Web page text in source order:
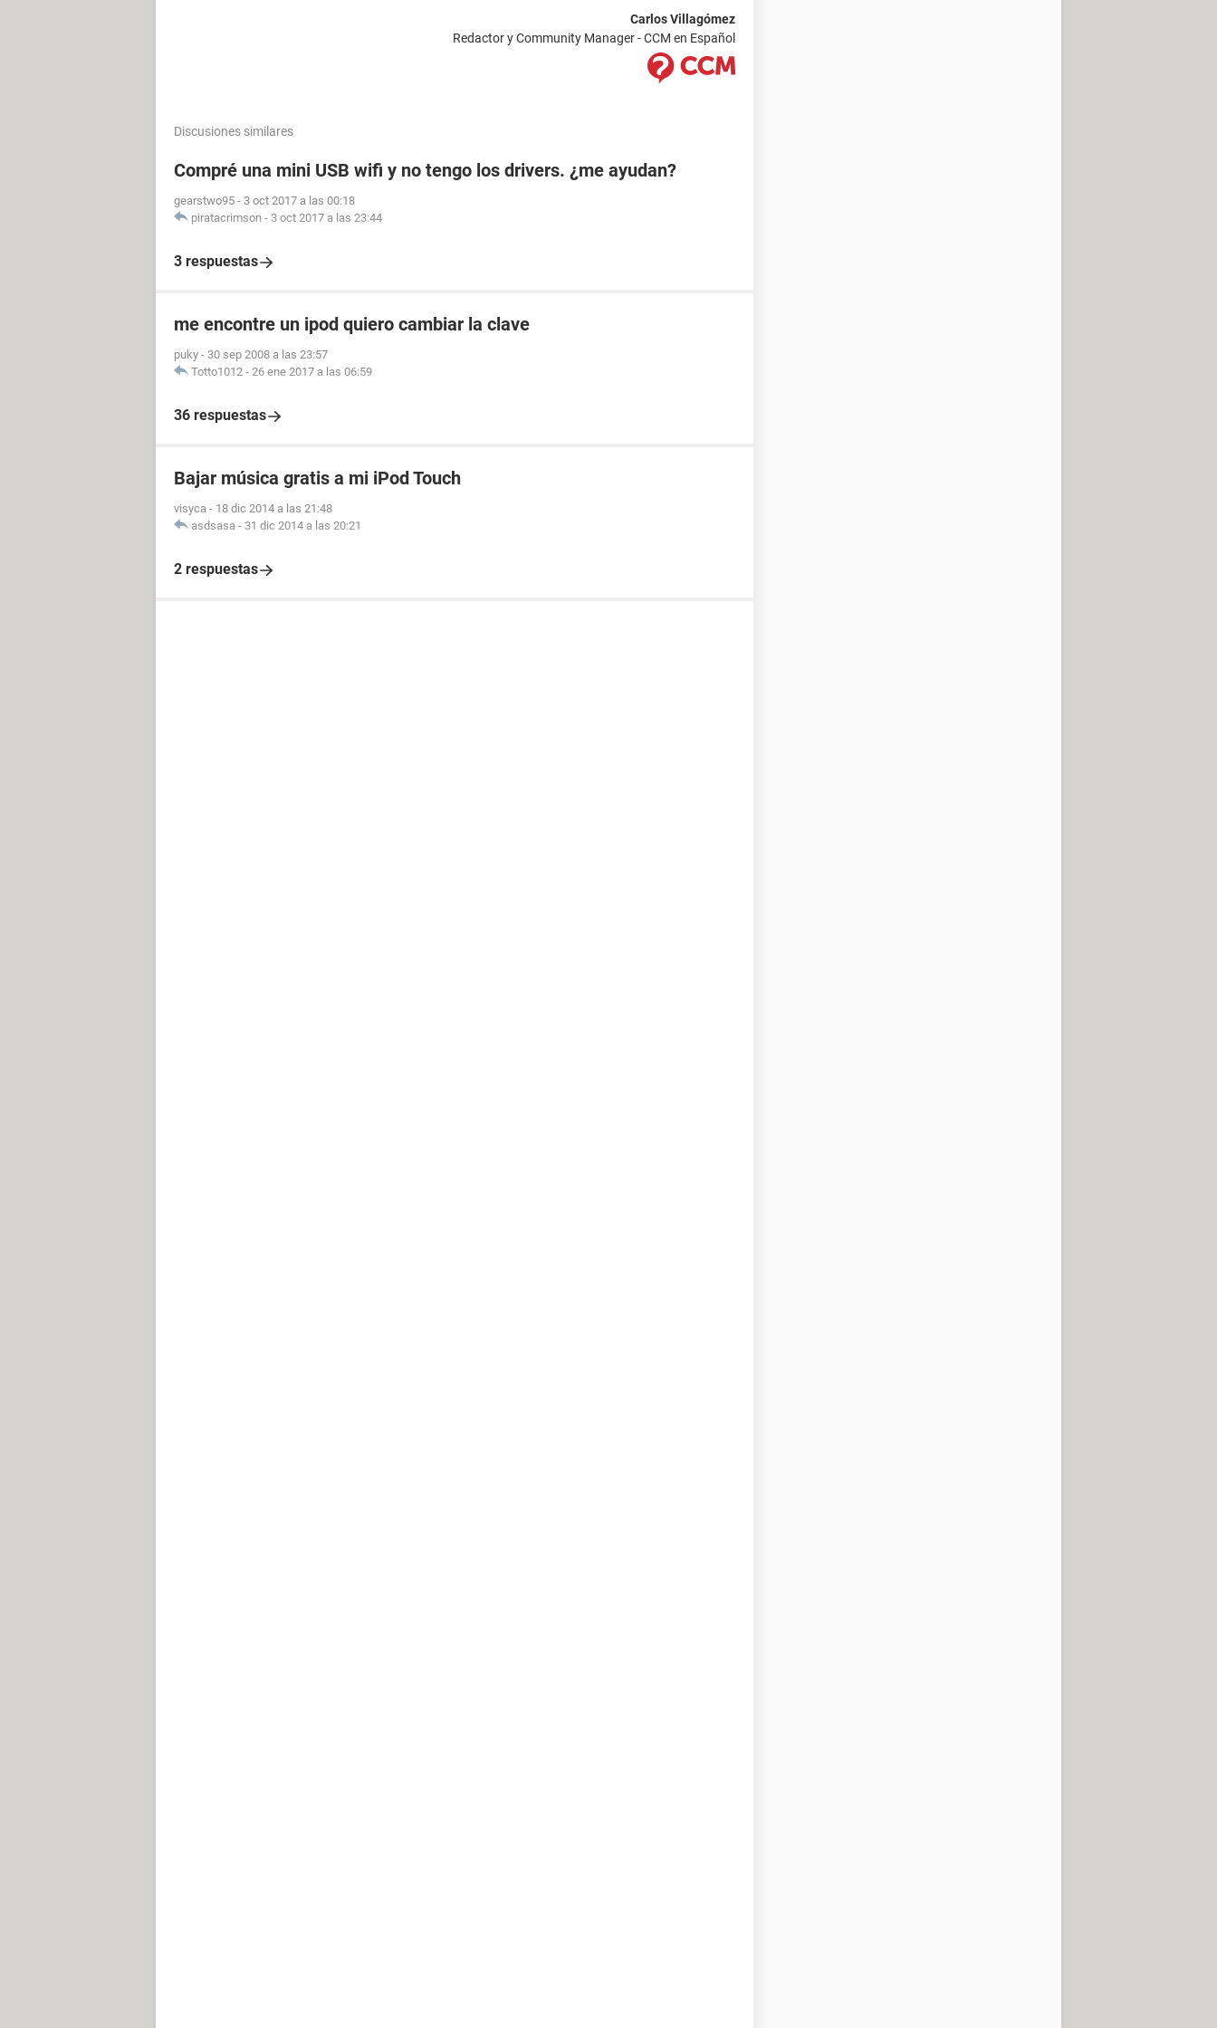
Carlos Villagómez
Redactor y Community Manager - CCM en Español
Discusiones similares
Compré una mini USB wifi y no tengo los drivers. ¿me ayudan?
gearstwo95 - 3 oct 2017 a las 00:18
piratacrimson - 3 oct 2017 a las 23:44
3 respuestas
me encontre un ipod quiero cambiar la clave
puky - 30 sep 2008 a las 23:57
Totto1012 - 26 ene 2017 a las 06:59
36 respuestas
Bajar música gratis a mi iPod Touch
visyca - 18 dic 2014 a las 21:48
asdsasa - 31 dic 2014 a las 20:21
2 respuestas